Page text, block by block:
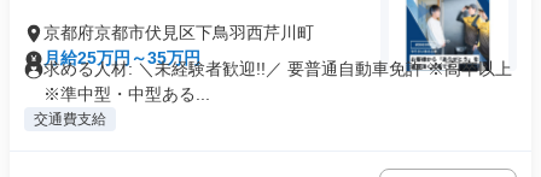
京都府京都市伏見区下鳥羽西芹川町
月給25万円～35万円
求める人材: ＼未経験者歓迎!!／ 要普通自動車免許 ※高卒以上
※準中型・中型ある...
交通費支給